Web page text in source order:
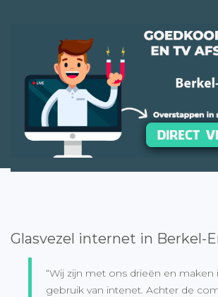
Glasvezel internet in Berkel-
“Wij zijn met ons drieën en maken
gebruik van intenet. Achter de